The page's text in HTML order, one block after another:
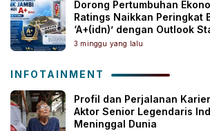
Dorong Pertumbuhan
Ratings Naikkan Peringkat
‘A+(idn)’ dengan Outlook
3 minggu yang lalu
INFOTAINMENT
Profil dan Perjalanan
Aktor Senior Legendaris
Meninggal Dunia